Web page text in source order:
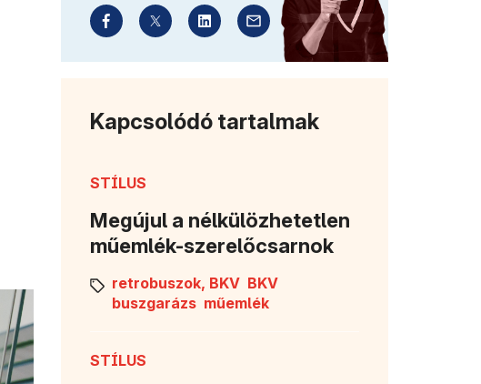
Kapcsolódó tartalmak
STÍLUS
Megújul a nélkülözhetetlen
műemlék-szerelőcsarnok
retrobuszok, BKV BKV
buszgarázs műemlék
STÍLUS